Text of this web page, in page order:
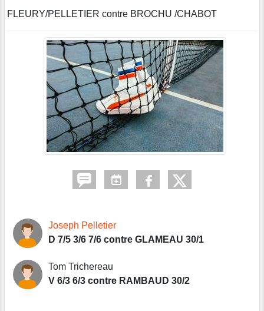
FLEURY/PELLETIER contre BROCHU /CHABOT
Joseph Pelletier
D 7/5 3/6 7/6 contre GLAMEAU 30/1
Tom Trichereau
V 6/3 6/3 contre RAMBAUD 30/2